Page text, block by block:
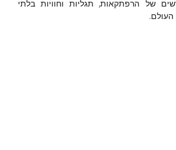
של הרפתקאות, תגליות וחוויות בלתי